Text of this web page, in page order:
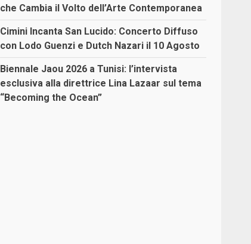
che Cambia il Volto dell’Arte Contemporanea
Cimini Incanta San Lucido: Concerto Diffuso
con Lodo Guenzi e Dutch Nazari il 10 Agosto
Biennale Jaou 2026 a Tunisi: l’intervista
esclusiva alla direttrice Lina Lazaar sul tema
“Becoming the Ocean”